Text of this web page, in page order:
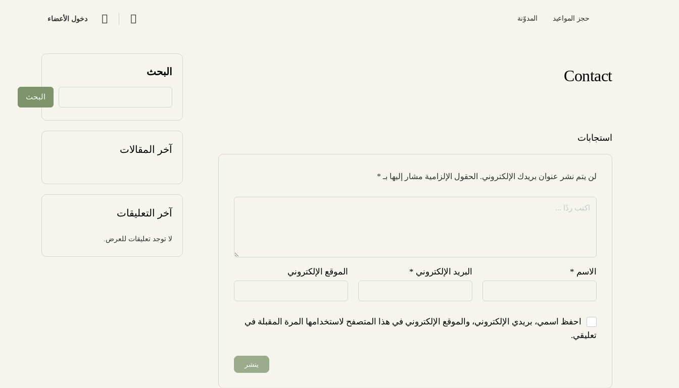
حجز المواعيد المدوّنة دخول الأعضاء
Contact
استجابات
لن يتم نشر عنوان بريدك الإلكتروني. الحقول الإلزامية مشار إليها بـ *
الاسم * البريد الإلكتروني * الموقع الإلكتروني
احفظ اسمي، بريدي الإلكتروني، والموقع الإلكتروني في هذا المتصفح لاستخدامها المرة المقبلة في
تعليقي.
البحث
البحث
آخر المقالات
آخر التعليقات
لا توجد تعليقات للعرض.